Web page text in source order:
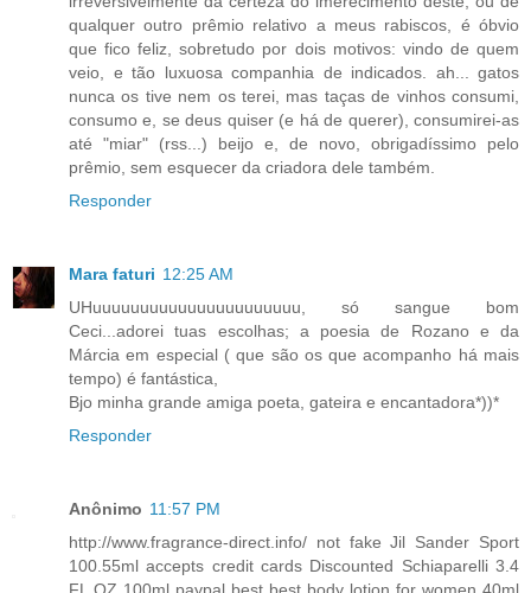
qualquer outro prêmio relativo a meus rabiscos, é óbvio
que fico feliz, sobretudo por dois motivos: vindo de quem
veio, e tão luxuosa companhia de indicados. ah... gatos
nunca os tive nem os terei, mas taças de vinhos consumi,
consumo e, se deus quiser (e há de querer), consumirei-as
até "miar" (rss...) beijo e, de novo, obrigadíssimo pelo
prêmio, sem esquecer da criadora dele também.
Responder
Mara faturi 12:25 AM
UHuuuuuuuuuuuuuuuuuuuuuu, só sangue bom
Ceci...adorei tuas escolhas; a poesia de Rozano e da
Márcia em especial ( que são os que acompanho há mais
tempo) é fantástica,
Bjo minha grande amiga poeta, gateira e encantadora*))*
Responder
Anônimo 11:57 PM
http://www.fragrance-direct.info/ not fake Jil Sander Sport
100.55ml accepts credit cards Discounted Schiaparelli 3.4